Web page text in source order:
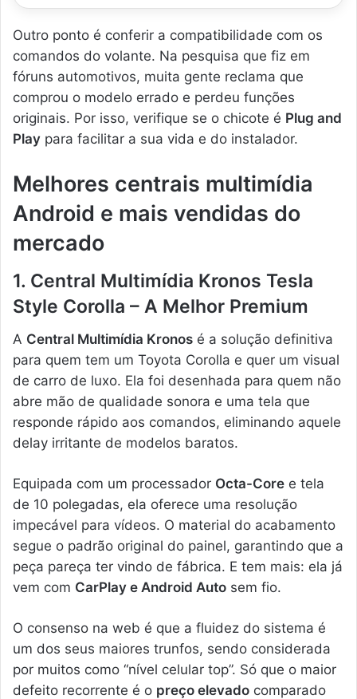
Outro ponto é conferir a compatibilidade com os
comandos do volante. Na pesquisa que fiz em
fóruns automotivos, muita gente reclama que
comprou o modelo errado e perdeu funções
originais. Por isso, verifique se o chicote é Plug and
Play para facilitar a sua vida e do instalador.
Melhores centrais multimídia
Android e mais vendidas do
mercado
1. Central Multimídia Kronos Tesla
Style Corolla – A Melhor Premium
A Central Multimídia Kronos é a solução definitiva
para quem tem um Toyota Corolla e quer um visual
de carro de luxo. Ela foi desenhada para quem não
abre mão de qualidade sonora e uma tela que
responde rápido aos comandos, eliminando aquele
delay irritante de modelos baratos.
Equipada com um processador Octa-Core e tela
de 10 polegadas, ela oferece uma resolução
impecável para vídeos. O material do acabamento
segue o padrão original do painel, garantindo que a
peça pareça ter vindo de fábrica. E tem mais: ela já
vem com CarPlay e Android Auto sem fio.
O consenso na web é que a fluidez do sistema é
um dos seus maiores trunfos, sendo considerada
por muitos como “nível celular top”. Só que o maior
defeito recorrente é o preço elevado comparado